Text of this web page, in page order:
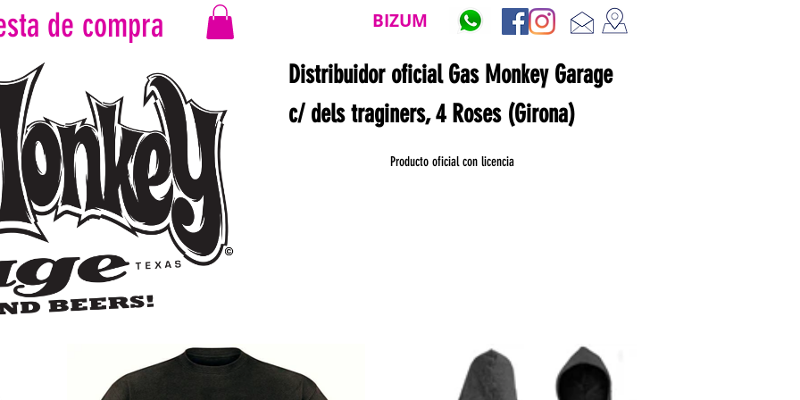
de compra BIZUM
Producto oficial con licencia
c/ dels traginers, 4 Roses (Girona)
Distribuidor oficial Gas Monkey Garage